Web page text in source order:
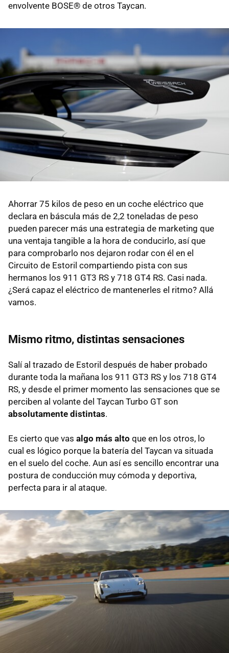
envolvente BOSE® de otros Taycan.
Ahorrar 75 kilos de peso en un coche eléctrico que
declara en báscula más de 2,2 toneladas de peso
pueden parecer más una estrategia de marketing que
una ventaja tangible a la hora de conducirlo, así que
para comprobarlo nos dejaron rodar con él en el
Circuito de Estoril compartiendo pista con sus
hermanos los 911 GT3 RS y 718 GT4 RS. Casi nada.
¿Será capaz el eléctrico de mantenerles el ritmo? Allá
vamos.
Mismo ritmo, distintas sensaciones
Salí al trazado de Estoril después de haber probado
durante toda la mañana los 911 GT3 RS y los 718 GT4
RS, y desde el primer momento las sensaciones que se
perciben al volante del Taycan Turbo GT son
absolutamente distintas.
Es cierto que vas algo más alto que en los otros, lo
cual es lógico porque la batería del Taycan va situada
en el suelo del coche. Aun así es sencillo encontrar una
postura de conducción muy cómoda y deportiva,
perfecta para ir al ataque.